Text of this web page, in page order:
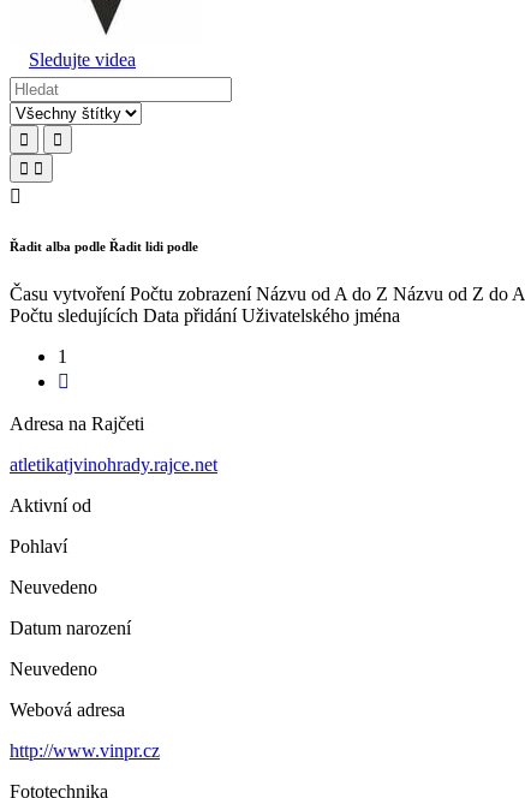
Sledujte videa
Řadit alba podle Řadit lidi podle
Času vytvoření Počtu zobrazení Názvu od A do Z Názvu od Z do A
Počtu sledujících Data přidání Uživatelského jména
1
Adresa na Rajčeti
atletikatjvinohrady.rajce.net
Aktivní od
Pohlaví
Neuvedeno
Datum narození
Neuvedeno
Webová adresa
http://www.vinpr.cz
Fototechnika